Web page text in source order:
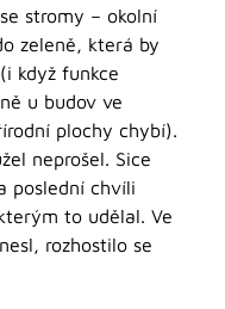
stromy – okolní
zeleně, která by
když funkce
u budov ve
plochy chybí).
neprošel. Sice
poslední chvíli
to udělal. Ve
rozhostilo se